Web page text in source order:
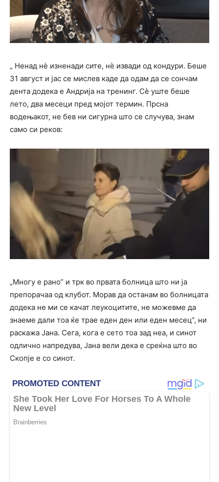
„ Ненад нѐ изненади сите, нѐ извади од кондури. Беше
31 август и јас се мислев каде да одам да се сончам
дента додека е Андрија на тренинг. Сѐ уште беше
лето, два месеци пред мојот термин. Прсна
водењакот, не бев ни сигурна што се случува, знам
само си реков:
„Многу е рано” и трк во првата болница што ни ја
препорачаа од клубот. Морав да останам во болницата
додека не ми се качат леукоцитите, не можевме да
знаеме дали тоа ќе трае еден ден или еден месец“, ни
раскажа Јана. Сега, кога е сето тоа зад неа, и синот
одлично напредува, Јана вели дека е среќна што во
Скопје е со синот.